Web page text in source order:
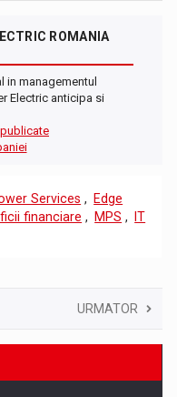
ROMANIA
in managementul
Electric anticipa si
Services ,
Edge
financiare , MPS ,
IT
URMATOR